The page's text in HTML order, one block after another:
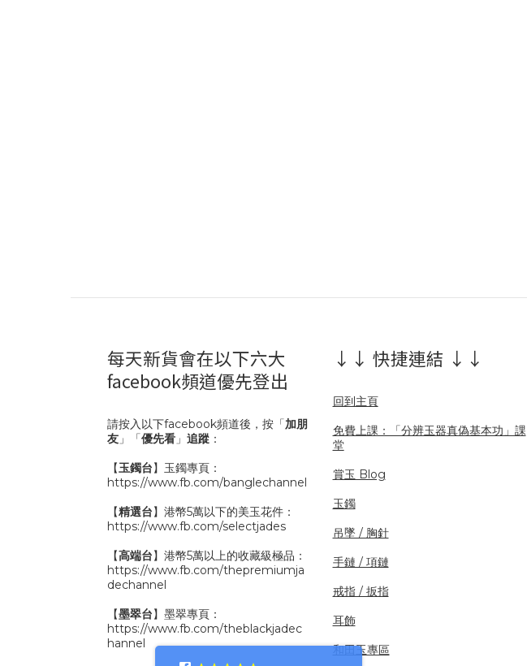
每天新貨會在以下六大
facebook頻道優先登出
請按入以下facebook頻道後，按「加朋
友 」「優先看 」 追蹤 ：
【玉鐲台】玉鐲專頁：
https://www.fb.com/banglechannel
【精選台】港幣5萬以下的美玉花件：
https://www.fb.com/selectjades
【高端台】港幣5萬以上的收藏級極品：
https://www.fb.com/thepremiumja
dechannel
【墨翠台】墨翠專頁：
https://www.fb.com/theblackjadec
hannel
↓↓ 快捷連結 ↓↓
回到主頁
免費上課：「分辨玉器真偽基本功」課
堂
賞玉 Blog
玉鐲
吊墜 / 胸針
手鏈 / 項鏈
戒指 / 扳指
耳飾
和田玉專區